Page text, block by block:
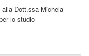
Dott.ssa Michela
lo studio